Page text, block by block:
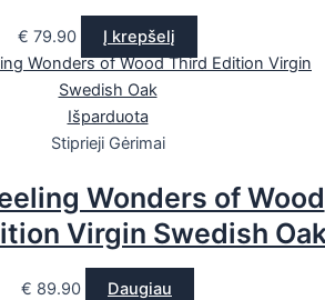
€ 79.90 Į krepšelį
Išparduota
Stiprieji Gėrimai
Wonders of Wood
Virgin Swedish
€ 89.90 Daugiau